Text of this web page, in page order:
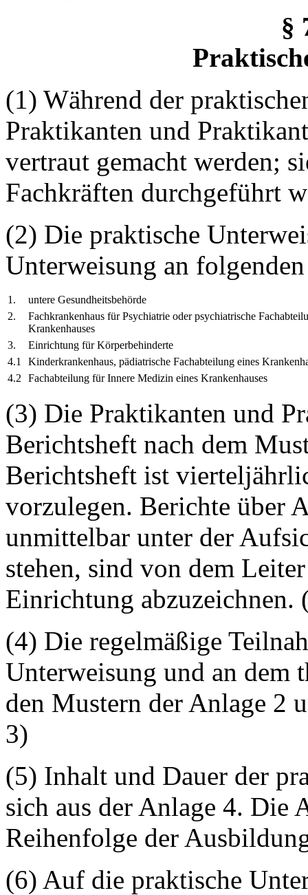
§
(1) Während der
Praktikanten und
vertraut gemacht werden;
Fachkräften durchgeführt
(2) Die praktische
Unterweisung an
1.
untere Gesundheitsbehörde
2.
Fachkrankenhaus für Psychiatrie oder psychiatrische
Krankenhauses
3.
Einrichtung für Körperbehinderte
4.1
Kinderkrankenhaus, pädiatrische Fachabteilung eines
4.2
Fachabteilung für Innere Medizin eines Krankenhauses
(3) Die Praktikanten und
Berichtsheft nach dem
Berichtsheft ist
vorzulegen. Berichte über
unmittelbar unter der
stehen, sind von dem
Einrichtung abzuzeichnen.
(4) Die regelmäßige
Unterweisung und an dem
den Mustern der Anlage 2
3)
(5) Inhalt und Dauer der
sich aus der Anlage 4. Die
Reihenfolge der
(6) Auf die praktische